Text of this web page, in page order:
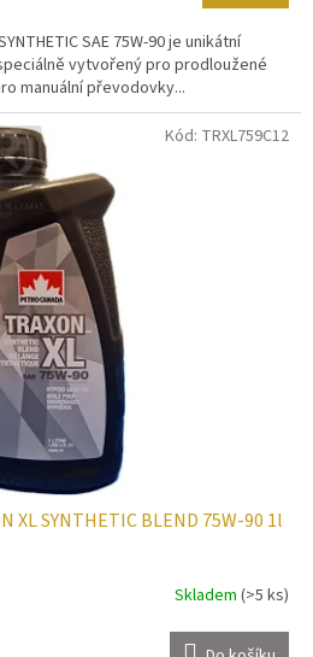
SAE 75W-90 je unikátní
vytvořený pro prodloužené
manuální převodovky...
XL SYNTHETIC BLEND 75W-90 1l
Skladem (>5 ks)
Kód: TRXL759C12